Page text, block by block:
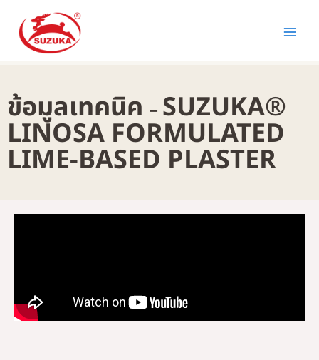
content
ข้อมูลเทคนิค – SUZUKA®
LINOSA FORMULATED
LIME-BASED PLASTER